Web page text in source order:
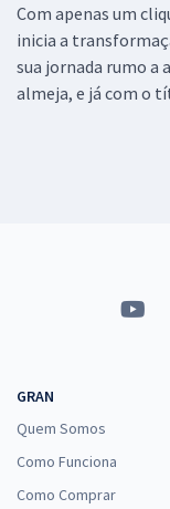
Com apenas um
inicia a
sua jornada rumo a
almeja, e já com o
GRAN
Quem Somos
Como Funciona
Como Comprar